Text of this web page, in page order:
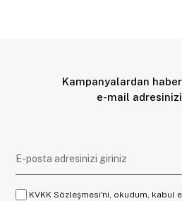
Kampanyalardan
e-mail adresinizi
KVKK Sözleşmesi'ni, okudum, kabul